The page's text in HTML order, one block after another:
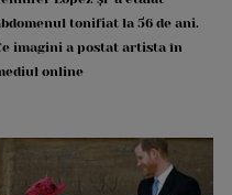
tonifiat la 56 de ani.
imagini a postat artista în
online